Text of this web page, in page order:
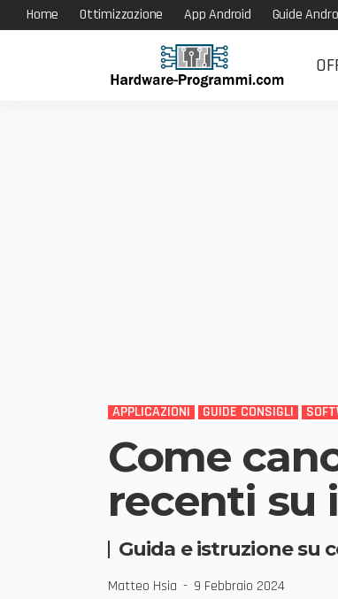
Home Ottimizzazione App Android Guide
APPLICAZIONI GUIDE CONSIGLI
Come
recenti su
Guida e istruzione su
Matteo Hsia 9 Febbraio 2024